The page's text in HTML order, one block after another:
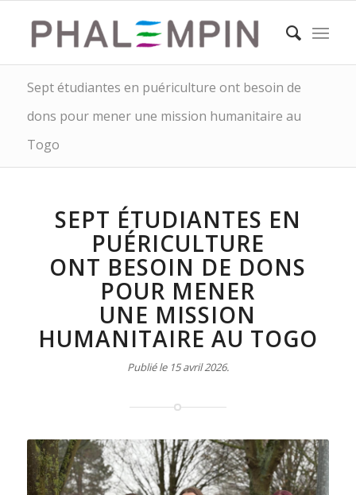
Sept étudiantes en puériculture ont besoin de
dons pour mener une mission humanitaire au
Togo
SEPT ÉTUDIANTES EN
PUÉRICULTURE
ONT BESOIN DE DONS
POUR MENER
UNE MISSION
HUMANITAIRE AU TOGO
Publié le 15 avril 2026.